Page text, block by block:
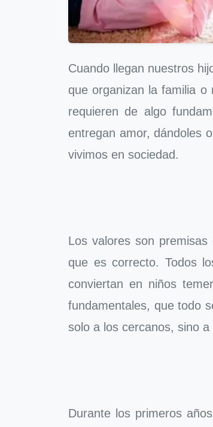
Cuando llegan nuestros
que organizan la familia
requieren de algo
entregan amor, dándoles
vivimos en sociedad.
Los valores son
que es correcto. Todos
conviertan en niños
fundamentales, que todo
solo a los cercanos, sino
Durante los primeros